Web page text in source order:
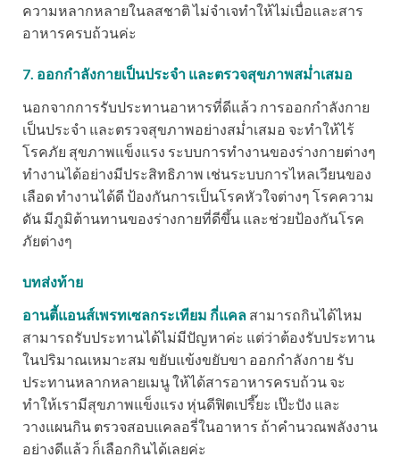
ความหลากหลายในลสชาติ ไม่จำเจทำให้ไม่เบื่อและสาร
อาหารครบถ้วนค่ะ
7. ออกกำลังกายเป็นประจำ และตรวจสุขภาพสม่ำเสมอ
นอกจากการรับประทานอาหารที่ดีแล้ว การออกกำลังกาย
เป็นประจำ และตรวจสุขภาพอย่างสม่ำเสมอ จะทำให้ไร้
โรคภัย สุขภาพแข็งแรง ระบบการทำงานของร่างกายต่างๆ
ทำงานได้อย่างมีประสิทธิภาพ เช่นระบบการไหลเวียนของ
เลือด ทำงานได้ดี ป้องกันการเป็นโรคหัวใจต่างๆ โรคความ
ดัน มีภูมิต้านทานของร่างกายที่ดีขึ้น และช่วยป้องกันโรค
ภัยต่างๆ
บทส่งท้าย
อานตี้แอนส์เพรทเซลกระเทียม กี่แคล สามารถกินได้ไหม
สามารถรับประทานได้ไม่มีปัญหาค่ะ แต่ว่าต้องรับประทาน
ในปริมาณเหมาะสม ขยับแข้งขยับขา ออกกำลังกาย รับ
ประทานหลากหลายเมนู ให้ได้สารอาหารครบถ้วน จะ
ทำให้เรามีสุขภาพแข็งแรง หุ่นดีฟิตเปรี๊ยะ เป๊ะปัง และ
วางแผนกิน ตรวจสอบแคลอรี่ในอาหาร ถ้าคำนวณพลังงาน
อย่างดีแล้ว ก็เลือกกินได้เลยค่ะ